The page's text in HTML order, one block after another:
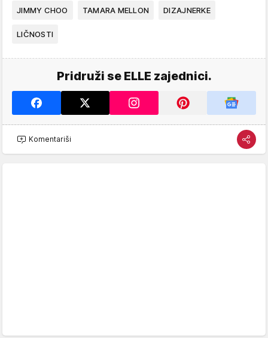
JIMMY CHOO TAMARA MELLON DIZAJNERKE
LIČNOSTI
Pridruži se ELLE zajednici.
Komentariši